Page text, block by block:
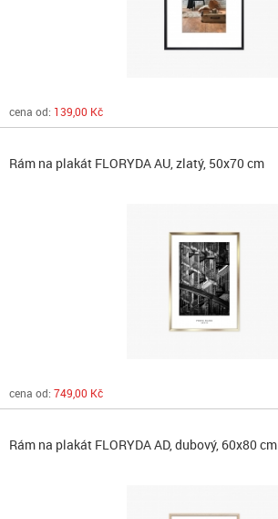
cena od: 139,00 Kč
Rám na plakát FLORYDA AU, zlatý, 50x70 cm
cena od: 749,00 Kč
Rám na plakát FLORYDA AD, dubový, 60x80 cm